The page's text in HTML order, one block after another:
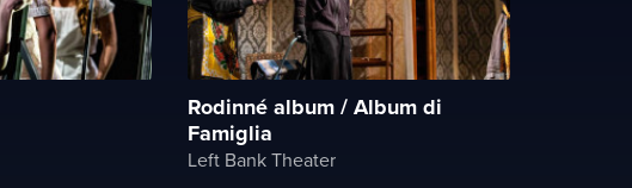
Rodinné album / Album di
Famiglia
Left Bank Theater